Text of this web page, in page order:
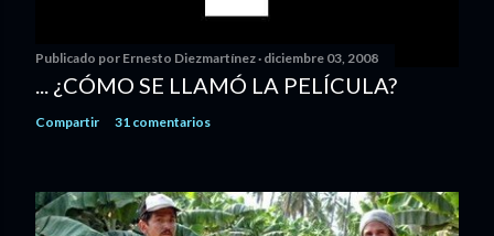
Publicado por Ernesto Diezmartínez diciembre 03, 2008
... ¿CÓMO SE LLAMÓ LA PELÍCULA?
Compartir 31 comentarios